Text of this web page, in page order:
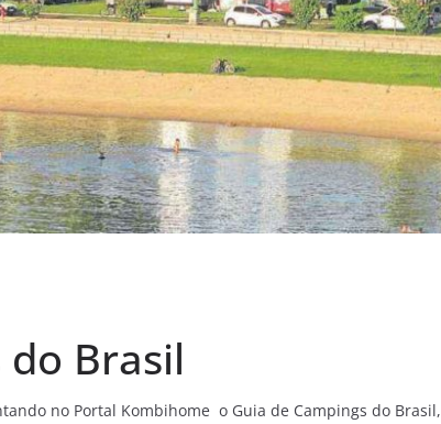
Brasil
no Portal Kombihome o Guia de Campings do Brasil,